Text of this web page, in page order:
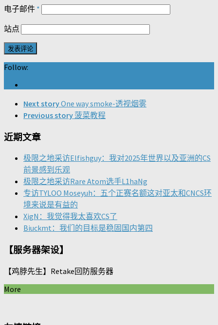
电子邮件 *
站点
Follow:
Next storyOne way smoke-透视烟雾
Previous story菠菜教程
近期文章
极限之地采访Elfishguy：我对2025年世界以及亚洲的CS
前景感到乐观
极限之地采访Rare Atom选手L1haNg
专访TYLOO Moseyuh：五个正赛名额这对亚太和CNCS环
境来说是有益的
XigN：我觉得我太喜欢CS了
Biuckmt：我们的目标是稳固国内第四
【服务器架设】
【鸡脖先生】Retake回防服务器
More